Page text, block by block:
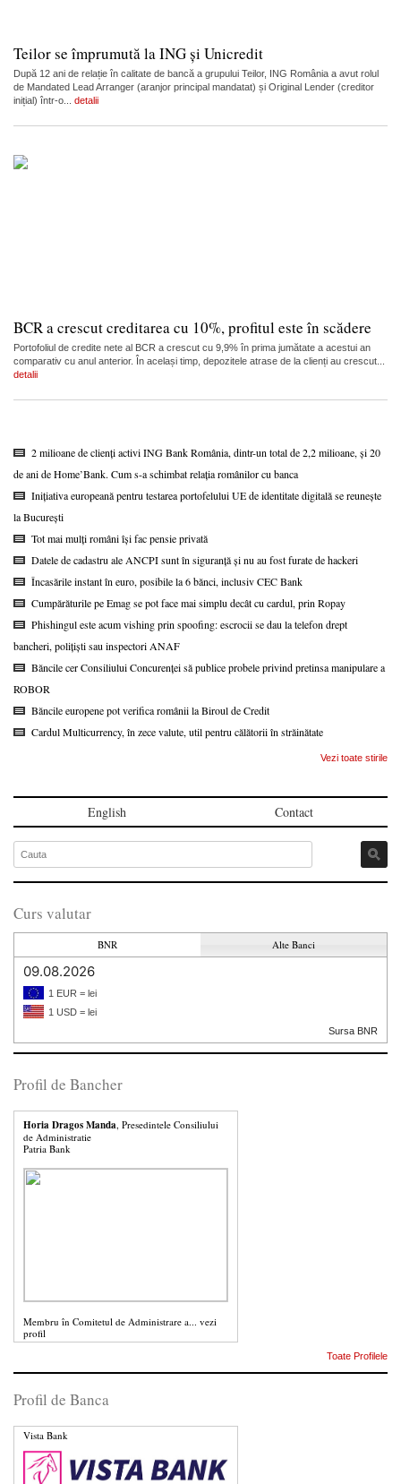
Teilor se împrumută la ING și Unicredit
După 12 ani de relație în calitate de bancă a grupului Teilor, ING România a avut rolul
de Mandated Lead Arranger (aranjor principal mandatat) și Original Lender (creditor
inițial) într-o... detalii
BCR a crescut creditarea cu 10%, profitul este în scădere
Portofoliul de credite nete al BCR a crescut cu 9,9% în prima jumătate a acestui an
comparativ cu anul anterior. În același timp, depozitele atrase de la clienți au crescut...
detalii
2 milioane de clienți activi ING Bank România, dintr-un total de 2,2 milioane, și 20
de ani de Home’Bank. Cum s-a schimbat relația românilor cu banca
Inițiativa europeană pentru testarea portofelului UE de identitate digitală se reunește
la București
Tot mai mulți români își fac pensie privată
Datele de cadastru ale ANCPI sunt în siguranță și nu au fost furate de hackeri
Încasările instant în euro, posibile la 6 bănci, inclusiv CEC Bank
Cumpărăturile pe Emag se pot face mai simplu decât cu cardul, prin Ropay
Phishingul este acum vishing prin spoofing: escrocii se dau la telefon drept
bancheri, polițiști sau inspectori ANAF
Băncile cer Consiliului Concurenței să publice probele privind pretinsa manipulare a
ROBOR
Băncile europene pot verifica românii la Biroul de Credit
Cardul Multicurrency, în zece valute, util pentru călătorii în străinătate
Vezi toate stirile
English Contact
Curs valutar
BNR Alte Banci
09.08.2026
1 EUR = lei
1 USD = lei
Sursa BNR
Profil de Bancher
Horia Dragos Manda , Presedintele Consiliului
de Administratie
Patria Bank
Membru în Comitetul de Administrare a... vezi
profil
Toate Profilele
Profil de Banca
Vista Bank